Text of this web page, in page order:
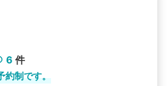
6 件
約制です。